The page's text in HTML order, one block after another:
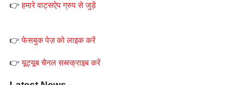
👉हमारे वाट्सऐप ग्रुप से जुड़ें
👉फेसबुक पेज़ को लाइक करें
👉यूट्यूब चैनल सब्स्क्राइब करें